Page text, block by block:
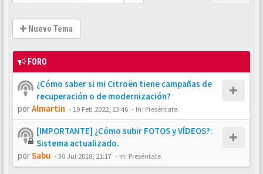
Nuevo Tema
FORO
¿Cómo saber si mi Citroën tiene campañas de
recuperación o de modernización?
porAlmartin - 19 Feb 2022, 13:46 - In: Preséntate.
[IMPORTANTE] ¿Cómo subir FOTOS y VÍDEOS?:
Sistema actualizado.
porSabu -30 Jul 2018, 21:17 - In: Preséntate.